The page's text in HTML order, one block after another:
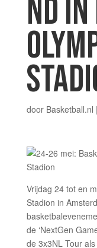
ND
door Basketball.nl |
Vrijdag 24 tot en
Stadion in
de ‘NextGen
de 3x3NL Tour